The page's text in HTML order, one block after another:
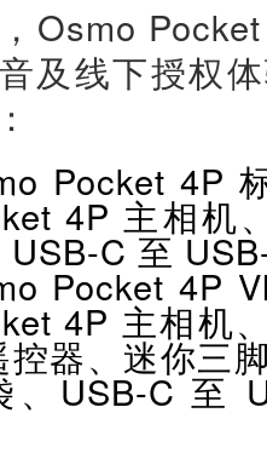
Osmo
及线下授权
Pocket 4P
4P 主相机
USB-C 至
Pocket 4P
4P 主相机
控器、迷你三
、USB-C 至